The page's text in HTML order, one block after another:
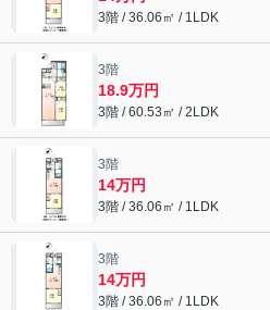
3階 / 36.06㎡ / 1LDK
3階
18.9万円
3階 / 60.53㎡ / 2LDK
3階
14万円
3階 / 36.06㎡ / 1LDK
3階
14万円
3階 / 36.06㎡ / 1LDK